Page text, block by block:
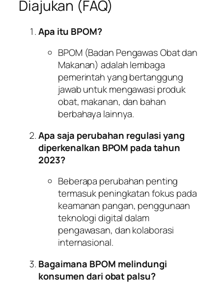
Diajukan (FAQ)
Apa itu BPOM?
BPOM (Badan Pengawas Obat dan
Makanan) adalah lembaga
pemerintah yang bertanggung
jawab untuk mengawasi produk
obat, makanan, dan bahan
berbahaya lainnya.
Apa saja perubahan regulasi yang
diperkenalkan BPOM pada tahun
2023?
Beberapa perubahan penting
termasuk peningkatan fokus pada
keamanan pangan, penggunaan
teknologi digital dalam
pengawasan, dan kolaborasi
internasional.
Bagaimana BPOM melindungi
konsumen dari obat palsu?